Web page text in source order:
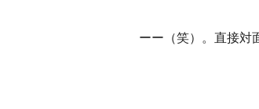
ーー（笑）。直接対